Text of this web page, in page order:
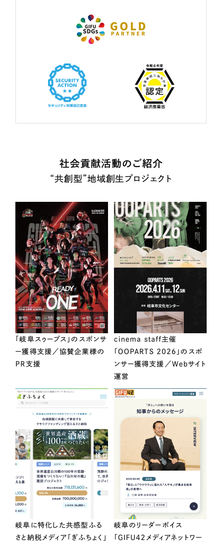
社会貢献活動のご紹介
“共創型”地域創生プロジェクト
「岐阜スゥープス」のスポンサ
ー獲得支援／協賛企業様の
PR支援
cinema staff主催
「OOPARTS 2026」のスポ
ンサー獲得支援／Webサイト
運営
岐阜に特化した共感型ふる
さと納税メディア「ぎふちょく」
岐阜のリーダーボイス
「GIFU42メディアネットワー